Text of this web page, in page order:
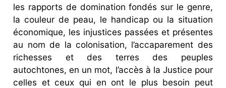
les rapports de domination fondés sur le genre,
la couleur de peau, le handicap ou la situation
économique, les injustices passées et présentes
au nom de la colonisation, l’accaparement des
richesses et des terres des peuples
autochtones, en un mot, l’accès à la Justice pour
celles et ceux qui en ont le plus besoin peut